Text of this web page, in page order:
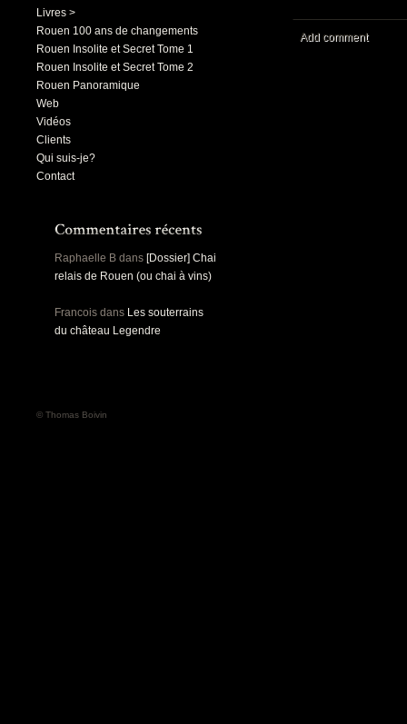
Livres >
Rouen 100 ans de changements
Rouen Insolite et Secret Tome 1
Rouen Insolite et Secret Tome 2
Rouen Panoramique
Web
Vidéos
Clients
Qui suis-je?
Contact
Raphaelle B dans [Dossier] Chai
relais de Rouen (ou chai à vins)
Francois dans Les souterrains
du château Legendre
Add comment
© Thomas Boivin